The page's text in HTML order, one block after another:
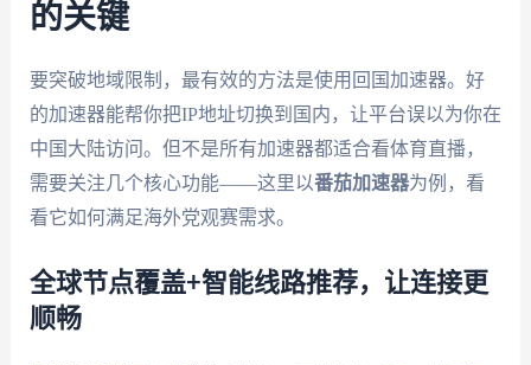
的关键
要突破地域限制，最有效的方法是使用回国加速器。好
的加速器能帮你把IP地址切换到国内，让平台误以为你在
中国大陆访问。但不是所有加速器都适合看体育直播，
需要关注几个核心功能——这里以番茄加速器为例，看
看它如何满足海外党观赛需求。
全球节点覆盖+智能线路推荐，让连接更
顺畅